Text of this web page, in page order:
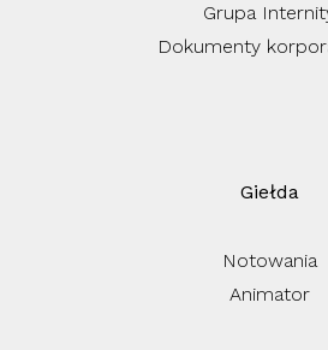
Grupa
Dokumenty
Giełda
Notowania
Animator